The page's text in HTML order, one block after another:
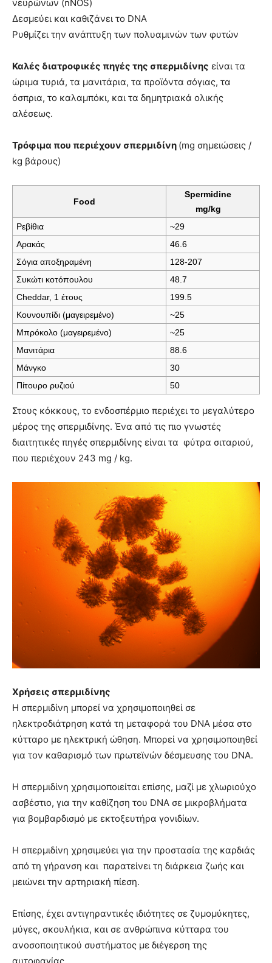
νευρώνων (nNOS)
Δεσμεύει και καθιζάνει το DNA
Ρυθμίζει την ανάπτυξη των πολυαμινών των φυτών
Καλές διατροφικές πηγές της σπερμιδίνης είναι τα
ώριμα τυριά, τα μανιτάρια, τα προϊόντα σόγιας, τα
όσπρια, το καλαμπόκι, και τα δημητριακά ολικής
αλέσεως.
Τρόφιμα που περιέχουν σπερμιδίνη (mg σημειώσεις /
kg βάρους)
Food
Spermidine
mg/kg
Ρεβίθια
~29
Αρακάς
46.6
Σόγια αποξηραμένη
128-207
Συκώτι κοτόπουλου
48.7
Cheddar, 1 έτους
199.5
Κουνουπίδι (μαγειρεμένο)
~25
Μπρόκολο (μαγειρεμένο)
~25
Μανιτάρια
88.6
Μάνγκο
30
Πίτουρο ρυζιού
50
Στους κόκκους, το ενδοσπέρμιο περιέχει το μεγαλύτερο
μέρος της σπερμιδίνης. Ένα από τις πιο γνωστές
διαιτητικές πηγές σπερμιδίνης είναι τα φύτρα σιταριού,
που περιέχουν 243 mg / kg.
Χρήσεις σπερμιδίνης
Η σπερμιδίνη μπορεί να χρησιμοποιηθεί σε
ηλεκτροδιάτρηση κατά τη μεταφορά του DNA μέσα στο
κύτταρο με ηλεκτρική ώθηση. Μπορεί να χρησιμοποιηθεί
για τον καθαρισμό των πρωτεϊνών δέσμευσης του DNA.
Η σπερμιδίνη χρησιμοποιείται επίσης, μαζί με χλωριούχο
ασβέστιο, για την καθίζηση του DNA σε μικροβλήματα
για βομβαρδισμό με εκτοξευτήρα γονιδίων.
Η σπερμιδίνη χρησιμεύει για την προστασία της καρδιάς
από τη γήρανση και παρατείνει τη διάρκεια ζωής και
μειώνει την αρτηριακή πίεση.
Επίσης, έχει αντιγηραντικές ιδιότητες σε ζυμομύκητες,
μύγες, σκουλήκια, και σε ανθρώπινα κύτταρα του
ανοσοποιητικού συστήματος με διέγερση της